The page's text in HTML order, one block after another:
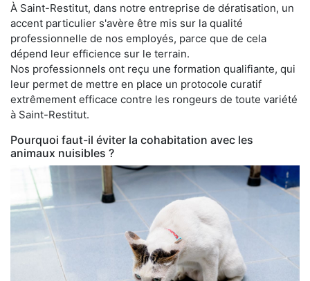
À Saint-Restitut, dans notre entreprise de dératisation, un
accent particulier s'avère être mis sur la qualité
professionnelle de nos employés, parce que de cela
dépend leur efficience sur le terrain.
Nos professionnels ont reçu une formation qualifiante, qui
leur permet de mettre en place un protocole curatif
extrêmement efficace contre les rongeurs de toute variété
à Saint-Restitut.
Pourquoi faut-il éviter la cohabitation avec les
animaux nuisibles ?